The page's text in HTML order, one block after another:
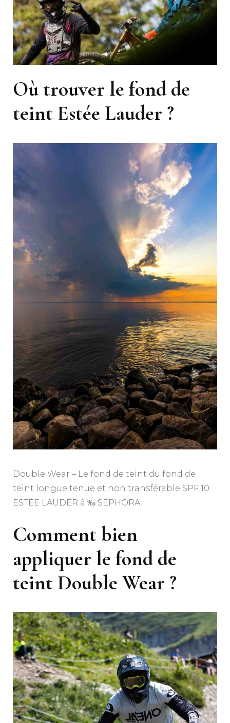
Où trouver le fond de
teint Estée Lauder ?
Double Wear – Le fond de teint du fond de
teint longue tenue et non transférable SPF 10
ESTÉE LAUDER â ‰ SEPHORA.
Comment bien
appliquer le fond de
teint Double Wear ?